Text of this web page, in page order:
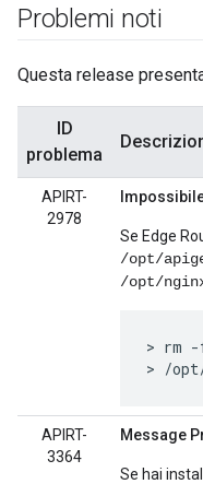
Problemi noti
Questa release
ID
problema
APIRT-
2978
Se Edge
/opt/
/opt/
> rm
> /
APIRT-
3364
Message
Se hai